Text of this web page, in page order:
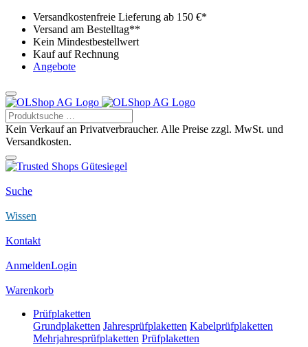
Versandkostenfreie Lieferung ab 150 €*
Versand am Bestelltag**
Kein Mindestbestellwert
Kauf auf Rechnung
Angebote
Kein Verkauf an Privatverbraucher. Alle Preise zzgl. MwSt. und
Versandkosten.
Suche
Wissen
Kontakt
AnmeldenLogin
Warenkorb
Prüfplaketten
Grundplaketten Jahresprüfplaketten Kabelprüfplaketten
Mehrjahresprüfplaketten Prüfplaketten